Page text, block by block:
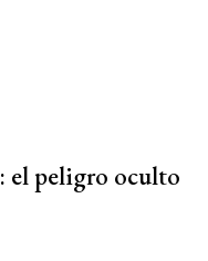
el peligro oculto